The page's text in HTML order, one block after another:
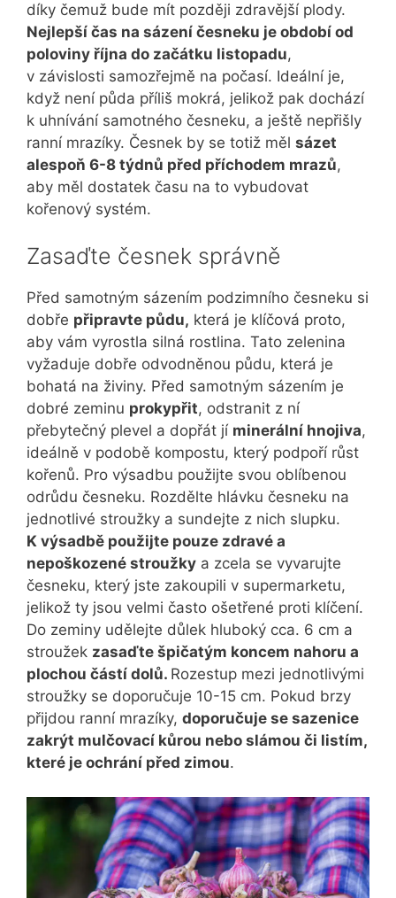
díky čemuž bude mít později zdravější plody.
Nejlepší čas na sázení česneku je období od
poloviny října do začátku listopadu,
v závislosti samozřejmě na počasí. Ideální je,
když není půda příliš mokrá, jelikož pak dochází
k uhnívání samotného česneku, a ještě nepřišly
ranní mrazíky. Česnek by se totiž měl sázet
alespoň 6-8 týdnů před příchodem mrazů,
aby měl dostatek času na to vybudovat
kořenový systém.
Zasaďte česnek správně
Před samotným sázením podzimního česneku si
dobře připravte půdu, která je klíčová proto,
aby vám vyrostla silná rostlina. Tato zelenina
vyžaduje dobře odvodněnou půdu, která je
bohatá na živiny. Před samotným sázením je
dobré zeminu prokypřit, odstranit z ní
přebytečný plevel a dopřát jí minerální hnojiva,
ideálně v podobě kompostu, který podpoří růst
kořenů. Pro výsadbu použijte svou oblíbenou
odrůdu česneku. Rozdělte hlávku česneku na
jednotlivé stroužky a sundejte z nich slupku.
K výsadbě použijte pouze zdravé a
nepoškozené stroužky a zcela se vyvarujte
česneku, který jste zakoupili v supermarketu,
jelikož ty jsou velmi často ošetřené proti klíčení.
Do zeminy udělejte důlek hluboký cca. 6 cm a
stroužek zasaďte špičatým koncem nahoru a
plochou částí dolů. Rozestup mezi jednotlivými
stroužky se doporučuje 10-15 cm. Pokud brzy
přijdou ranní mrazíky, doporučuje se sazenice
zakrýt mulčovací kůrou nebo slámou či listím,
které je ochrání před zimou.